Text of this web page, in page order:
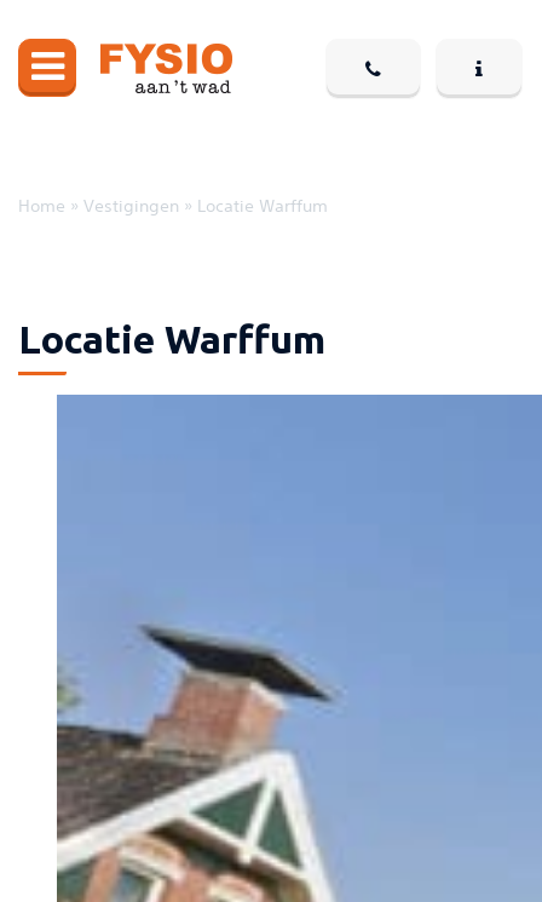
Home » Vestigingen » Locatie Warffum
Locatie Warffum